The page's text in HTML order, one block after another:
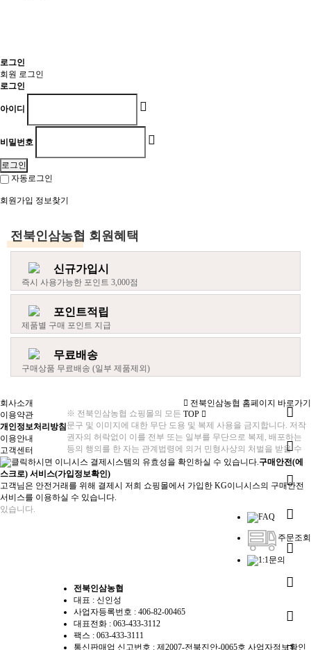
로그인
회원 로그인
로그인
아이디
비밀번호
로그인
자동로그인
회원가입 정보찾기
전북인삼농협 회원혜택
신규가입시
즉시 사용가능한 포인트 3,000점
포인트적립
제품별 구매 포인트 지급
무료배송
구매상품 무료배송 (일부 제품제외)
회사소개
이용약관
개인정보처리방침
이용안내
고객센터
전북인삼농협 홈페이지 바로가기
TOP
구매안전(에
스크로) 서비스(가입정보확인)
고객님은 안전거래를 위해 결제시 저희 쇼핑몰에서 가입한 KG이니시스의 구매안전
서비스를 이용하실 수 있습니다.
FAQ
주문조회
1:1문의
전북인삼농협
대표 : 신인성
사업자등록번호 : 406-82-00465
대표전화 : 063-433-3112
팩스 : 063-433-3111
통신판매업 신고번호 : 제2007-전북진안-0065호 사업자정보확인
※ 전북인삼농협 쇼핑몰의 모든
문구 및 이미지에 대한 무단 도용 및 복제 사용을 금지합니다. 저작
권자의 허락없이 이를 전부 또는 일부를 무단으로 복제, 배포하는
등의 행의를 한 자는 관계법령에 의거 민형사상의 처벌을 받을 수
있습니다.